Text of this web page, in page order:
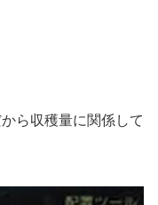
ら収穫量に関係して